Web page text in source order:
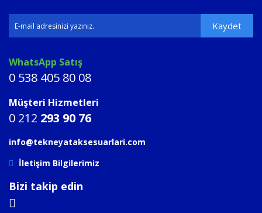
Kaydet
WhatsApp Satış
0 538 405 80 08
Müşteri Hizmetleri
0 212 293 90 76
info@tekneyataksesuarlari.com
İletişim Bilgilerimiz
Bizi takip edin